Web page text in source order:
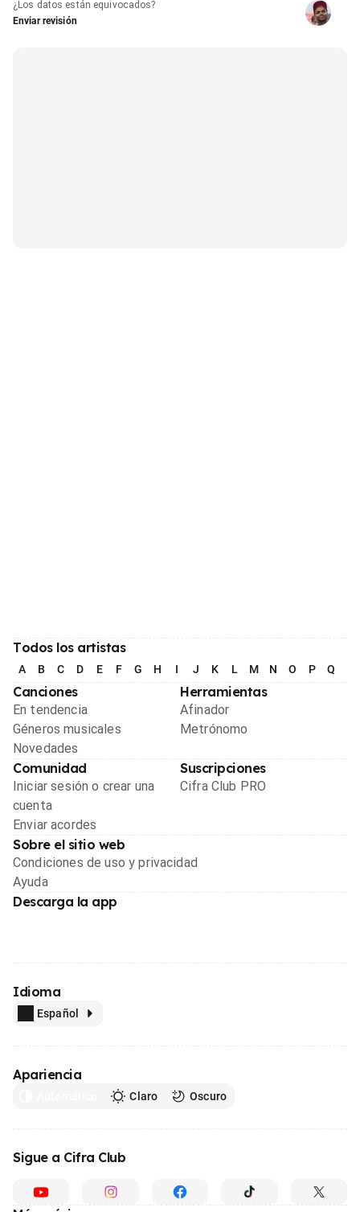
¿Los datos están equivocados?
Enviar revisión
Todos los artistas
A B C D E F G H I J K L M N O P Q
Canciones
En tendencia
Géneros musicales
Novedades
Herramientas
Afinador
Metrónomo
Comunidad
Iniciar sesión o crear una
cuenta
Enviar acordes
Suscripciones
Cifra Club PRO
Sobre el sitio web
Condiciones de uso y privacidad
Ayuda
Descarga la app
Idioma
Español
Apariencia
Claro Oscuro
Sigue a Cifra Club